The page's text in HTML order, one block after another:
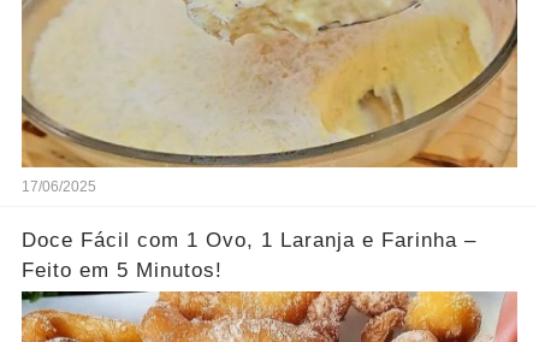
17/06/2025
Doce Fácil com 1 Ovo, 1 Laranja e Farinha –
Feito em 5 Minutos!